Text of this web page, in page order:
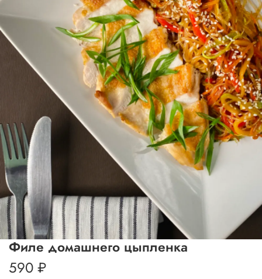
Филе домашнего цыпленка
590 ₽